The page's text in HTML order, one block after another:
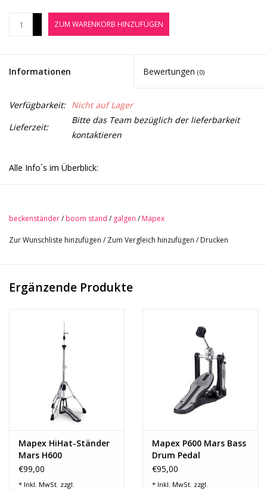
Jobbörse
Marken
ZUM WARENKORB HINZUFÜGEN
Informationen Bewertungen (0)
Verfügbarkeit: Nicht auf Lager
Lieferzeit:
Bitte das Team bezüglich der lieferbarkeit
kontaktieren
Alle Info´s im Überblick:
-Multi-Sustain Beckenfilze
-Galgenbeckenarm
-doppelstrebig
beckenständer/ boom stand / galgen / Mapex
Zur Wunschliste hinzufügen / Zum Vergleich hinzufügen / Drucken
Ergänzende Produkte
Mapex HiHat-Ständer
Mars H600
€99,00
* Inkl. MwSt. zzgl.
Mapex P600 Mars Bass
Drum Pedal
€95,00
* Inkl. MwSt. zzgl.